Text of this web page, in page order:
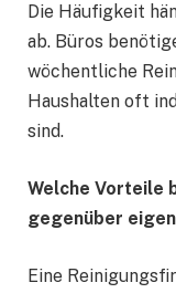
Die Häufigkeit
ab. Büros
wöchentliche
Haushalten oft
sind.
Welche Vorteile
gegenüber
Eine